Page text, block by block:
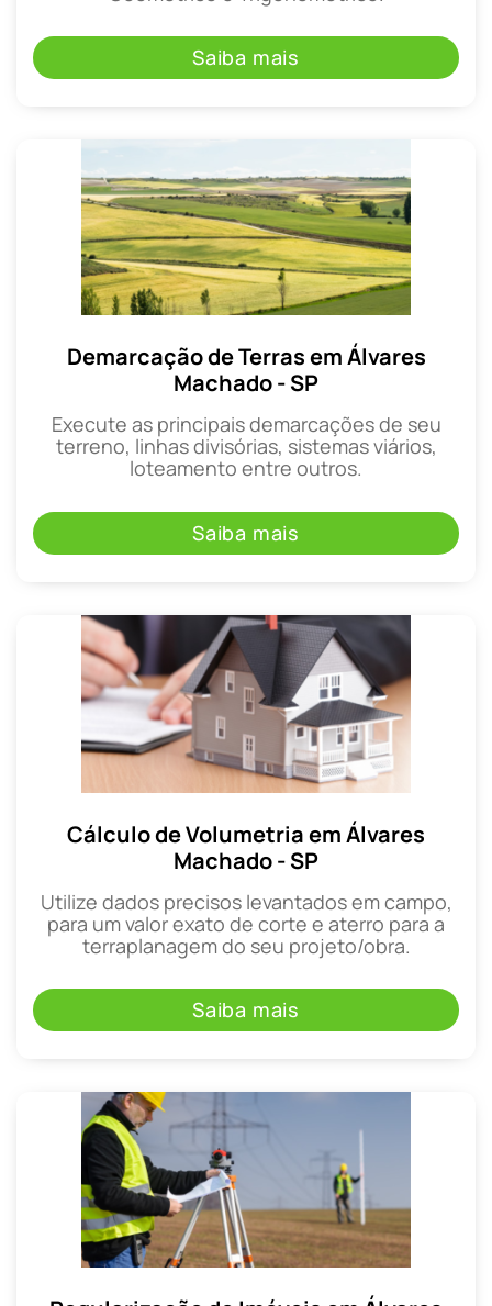
Saiba mais
Demarcação de Terras em Álvares
Machado - SP
Execute as principais demarcações de seu
terreno, linhas divisórias, sistemas viários,
loteamento entre outros.
Saiba mais
Cálculo de Volumetria em Álvares
Machado - SP
Utilize dados precisos levantados em campo,
para um valor exato de corte e aterro para a
terraplanagem do seu projeto/obra.
Saiba mais